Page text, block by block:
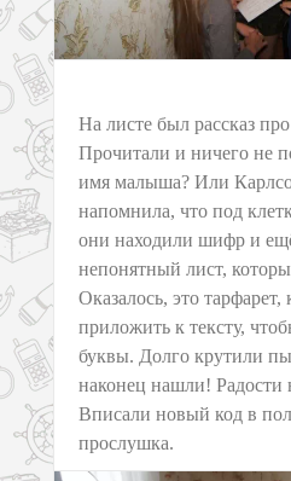
На листе был рассказ
Прочитали и ничего не
имя малыша? Или
напомнила, что под
они находили шифр и
непонятный лист,
Оказалось, это
приложить к тексту,
буквы. Долго крутили
наконец нашли! Радости
Вписали новый код в
прослушка.